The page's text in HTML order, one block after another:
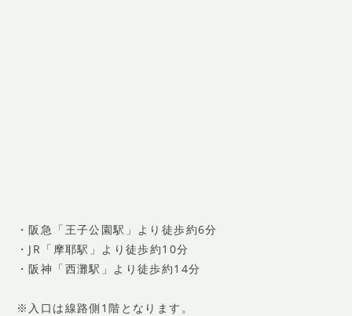
・阪急「王子公園駅」より徒歩約6分
・JR「摩耶駅」より徒歩約10分
・阪神「西灘駅」より徒歩約14分
※入口は線路側1階となります。